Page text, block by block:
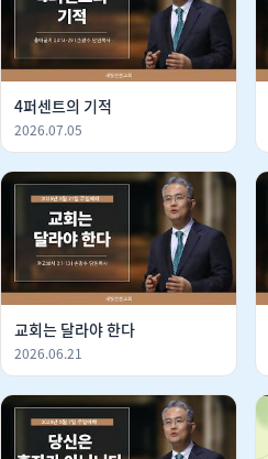
4퍼센트의 기적
2026.07.05
교회는 달라야 한다
2026.06.21